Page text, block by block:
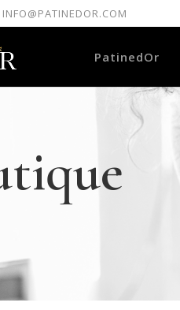
INFO@PATINEDOR.COM
PatinedOr